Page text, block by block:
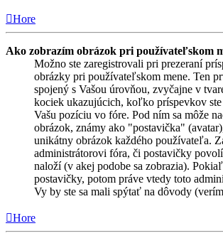
Hore
Ako zobrazím obrázok pri používateľskom
Možno ste zaregistrovali pri prezeraní
obrázky pri používateľskom mene. Ten
spojený s Vašou úrovňou, zvyčajne v
kociek ukazujúcich, koľko príspevkov
Vašu pozíciu vo fóre. Pod ním sa môže
obrázok, známy ako "postavička"
unikátny obrázok každého používateľa.
administrátorovi fóra, či postavičky
naloží (v akej podobe sa zobrazia).
postavičky, potom práve vtedy toto
Vy by ste sa mali spýtať na dôvody
Hore